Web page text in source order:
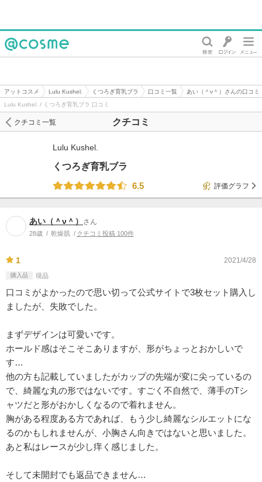
アットコスメ Lulu Kushel. くつろぎ育乳ブラ 口コミ一覧
あい（＾ν＾）さんの口コミ
Lulu Kushel. / くつろぎ育乳ブラ 口コミ
クチコミ
クチコミ一覧
Lulu Kushel.
くつろぎ育乳ブラ
6.5
評価グラフ
あい（＾ν＾） さん
28歳 乾燥肌 クチコミ投稿 100件
1 2021/4/28
購入品 現品
口コミがよかったので思い切って公式サイトで3枚セット購入し
ましたが、失敗でした。
まずデザインは可愛いです。
ホールド感はそこそこありますが、形がちょっとおかしいで
す…
他の方も記載していましたがカップの先端が変に尖っているの
で、綺麗な丸の形ではないです。すごく不自然で、薄手のTシ
ャツだと形がおかしくなるので着れません。
胸がある程度ある方であれば、もう少し綺麗なシルエットにな
るのかもしれませんが、小胸さん向きではないと思いました。
あと私はレースが少し痒く感じました。
そして未開封でも返品できません…